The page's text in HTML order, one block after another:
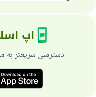
اپ
دسترسی سریعتر به